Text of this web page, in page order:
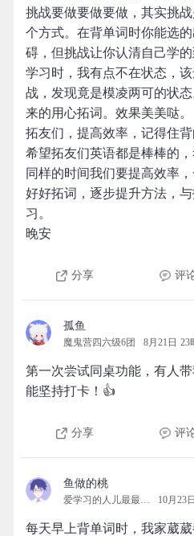
挑战要做要做要做，其实挑
个方式。在背单词时你能选
碍，但挑战让你认清自己学
学习时，我有点不在状态，
战，发现竟是模凌两可的状
来的用心拓词。效果美美哒。
拓友们，提高效率，记得住
希望拓友们英语都是棒棒的，
同样的时间我们要提高效率，
好好拓词，逐步提升方法，
习。
晚安
分享 评
孤鱼
魔鬼营四六级6团 8月21日 23
第一次尝试同桌功能，有人
能坚持打卡！👍
分享 评
鱼做的桃
爱学习的人儿最最最可爱 10月23
每天早上背单词时，我家葳